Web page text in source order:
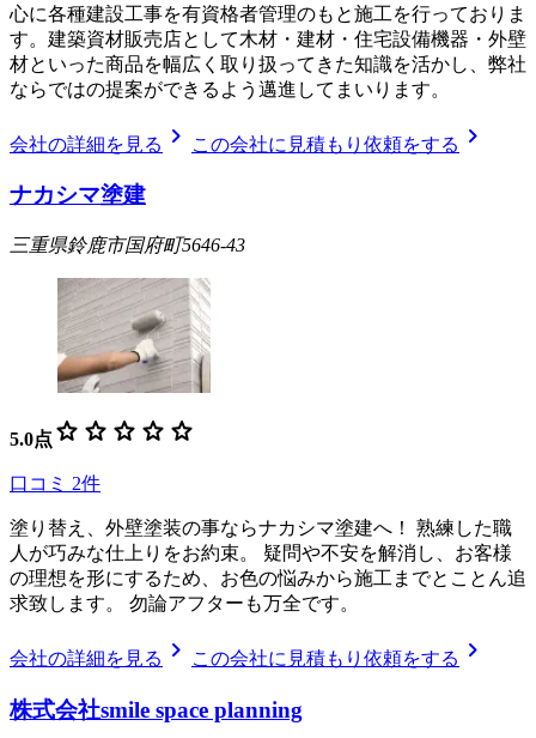
心に各種建設工事を有資格者管理のもと施工を行っておりま
す。建築資材販売店として木材・建材・住宅設備機器・外壁
材といった商品を幅広く取り扱ってきた知識を活かし、弊社
ならではの提案ができるよう邁進してまいります。
会社の詳細を見る chevron_right この会社に見積もり依頼をする chevron_right
ナカシマ塗建
三重県鈴鹿市国府町5646-43
5.0点 star star star star star
口コミ 2件
塗り替え、外壁塗装の事ならナカシマ塗建へ！ 熟練した職
人が巧みな仕上りをお約束。 疑問や不安を解消し、お客様
の理想を形にするため、お色の悩みから施工までとことん追
求致します。 勿論アフターも万全です。
会社の詳細を見る chevron_right この会社に見積もり依頼をする chevron_right
株式会社smile space planning